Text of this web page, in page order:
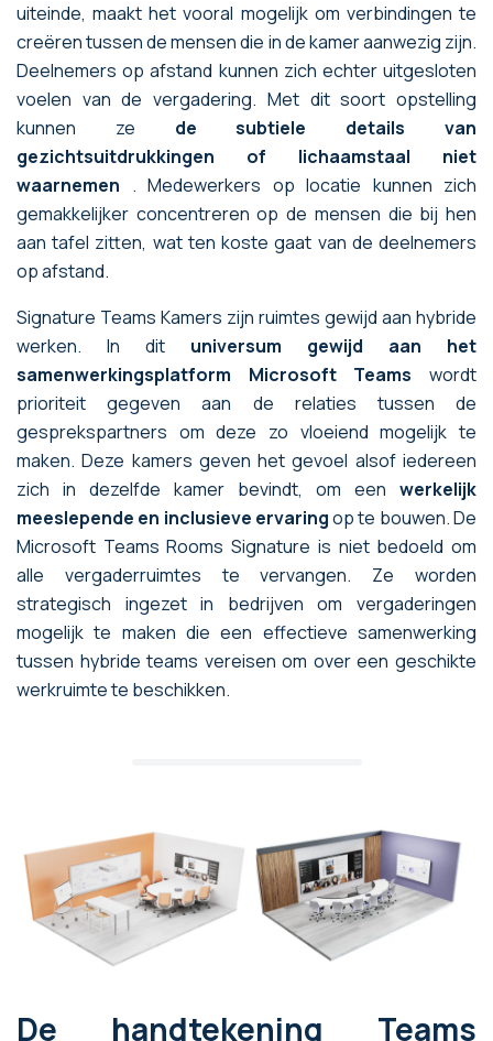
uiteinde, maakt het vooral mogelijk om verbindingen te
creëren tussen de mensen die in de kamer aanwezig zijn.
Deelnemers op afstand kunnen zich echter uitgesloten
voelen van de vergadering. Met dit soort opstelling
kunnen ze de subtiele details van
gezichtsuitdrukkingen of lichaamstaal niet
waarnemen . Medewerkers op locatie kunnen zich
gemakkelijker concentreren op de mensen die bij hen
aan tafel zitten, wat ten koste gaat van de deelnemers
op afstand.
Signature Teams Kamers zijn ruimtes gewijd aan hybride
werken. In dit universum gewijd aan het
samenwerkingsplatform Microsoft Teams wordt
prioriteit gegeven aan de relaties tussen de
gesprekspartners om deze zo vloeiend mogelijk te
maken. Deze kamers geven het gevoel alsof iedereen
zich in dezelfde kamer bevindt, om een werkelijk
meeslepende en inclusieve ervaringop te bouwen. De
Microsoft Teams Rooms Signature is niet bedoeld om
alle vergaderruimtes te vervangen. Ze worden
strategisch ingezet in bedrijven om vergaderingen
mogelijk te maken die een effectieve samenwerking
tussen hybride teams vereisen om over een geschikte
werkruimte te beschikken.
De handtekening Teams